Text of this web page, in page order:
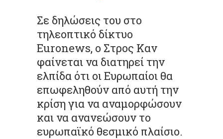
Σε δηλώσεις του στο
τηλεοπτικό δίκτυο
Euronews, ο Στρος Καν
φαίνεται να διατηρεί την
ελπίδα ότι οι Ευρωπαίοι θα
επωφεληθούν από αυτή την
κρίση για να αναμορφώσουν
και να ανανεώσουν το
ευρωπαϊκό θεσμικό πλαίσιο.